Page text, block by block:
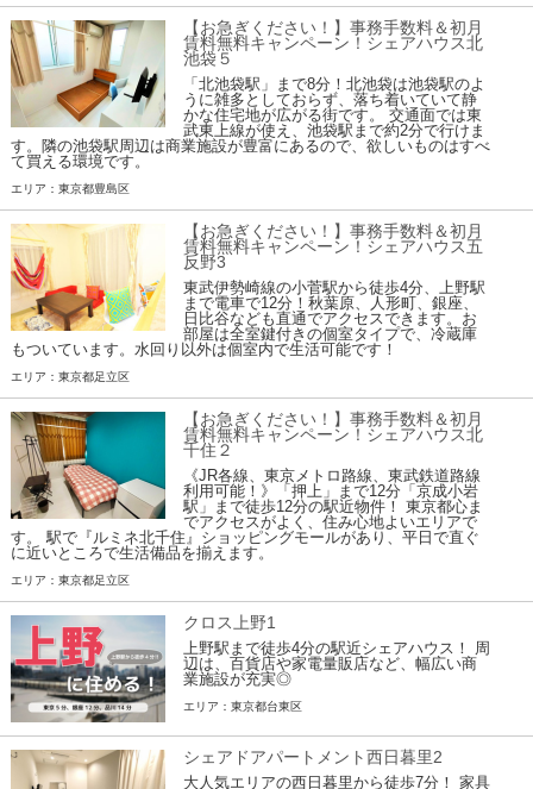
【お急ぎください！】事務手数料＆初月
賃料無料キャンペーン！シェアハウス北
池袋５
「北池袋駅」まで8分！北池袋は池袋駅のよ
うに雑多としておらず、落ち着いていて静
かな住宅地が広がる街です。 交通面では東
武東上線が使え、池袋駅まで約2分で行けま
す。隣の池袋駅周辺は商業施設が豊富にあるので、欲しいものはすべ
て買える環境です。
エリア：東京都豊島区
【お急ぎください！】事務手数料＆初月
賃料無料キャンペーン！シェアハウス五
反野3
東武伊勢崎線の小菅駅から徒歩4分、上野駅
まで電車で12分！秋葉原、人形町、銀座、
日比谷なども直通でアクセスできます。お
部屋は全室鍵付きの個室タイプで、冷蔵庫
もついています。水回り以外は個室内で生活可能です！
エリア：東京都足立区
【お急ぎください！】事務手数料＆初月
賃料無料キャンペーン！シェアハウス北
千住２
《JR各線、東京メトロ路線、東武鉄道路線
利用可能！》「押上」まで12分「京成小岩
駅」まで徒歩12分の駅近物件！ 東京都心ま
でアクセスがよく、住み心地よいエリアで
す。 駅で『ルミネ北千住』ショッピングモールがあり、平日で直ぐ
に近いところで生活備品を揃えます。
エリア：東京都足立区
クロス上野1
上野駅まで徒歩4分の駅近シェアハウス！ 周
辺は、百貨店や家電量販店など、幅広い商
業施設が充実◎
エリア：東京都台東区
シェアドアパートメント西日暮里2
大人気エリアの西日暮里から徒歩7分！ 家具